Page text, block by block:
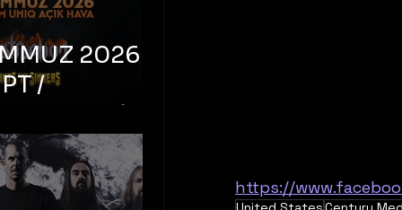
https://
2026 –
/
/
‘N’
– İstanbul,
Uniq